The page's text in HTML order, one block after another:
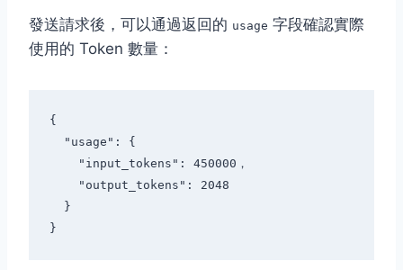
發送請求後，可以通過返回的 usage 字段確認實際
使用的 Token 數量：
{